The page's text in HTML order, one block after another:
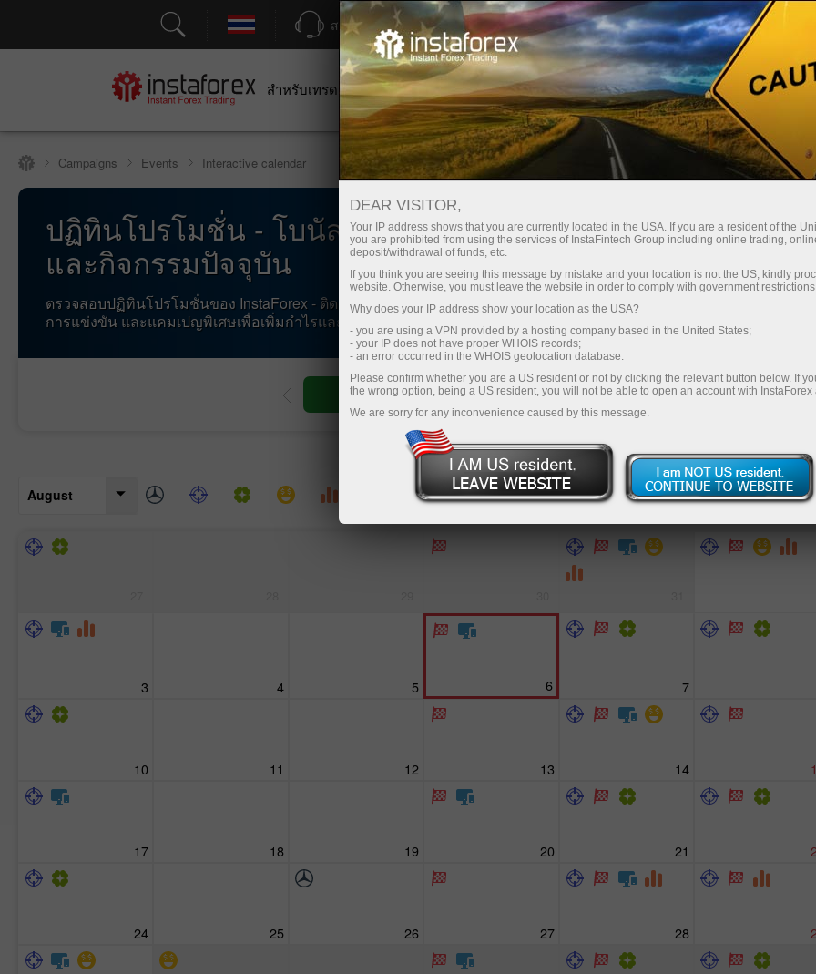
สนับสนุน เปิดบัญชีเทรดทันที แพลตฟอร์มการเทรด
สำหรับเทรดเดอร์ สำหรับผู้เริ่มต้นใหม่ สำหรับนักลงทุน สำหรับหุ้นส่วน แคมเ
Campaigns Events Interactive calendar
ปฏิทินโปรโมชั่น - โบนัสฟอเร็กซ์
และกิจกรรมปัจจุบัน
ตรวจสอบปฏิทินโปรโมชั่นของ InstaForex - ติดตามโบนัสฟอเร็กซ์,
การแข่งขัน และแคมเปญพิเศษเพื่อเพิ่มกำไรและรางวัล
เปิดบัญชีซื้อขาย เปิดบัญชีเดโม่
August Send Feedback
3 4 5 6 7
10 11 12 13 14
17 18 19 20 21
24 25 26 27 28
DEAR VISITOR,
Your IP address shows that you are currently located in the USA. If you are a resident of the
you are prohibited from using the services of InstaFintech Group including online trading,
deposit/withdrawal of funds, etc.
If you think you are seeing this message by mistake and your location is not the US, kindly
website. Otherwise, you must leave the website in order to comply with government
Why does your IP address show your location as the USA?
- you are using a VPN provided by a hosting company based in the United States;
- your IP does not have proper WHOIS records;
- an error occurred in the WHOIS geolocation database.
Please confirm whether you are a US resident or not by clicking the relevant button below. If
the wrong option, being a US resident, you will not be able to open an account with InstaForex
We are sorry for any inconvenience caused by this message.